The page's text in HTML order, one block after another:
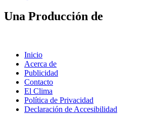
Una Producción de
Inicio
Acerca de
Publicidad
Contacto
El Clima
Política de Privacidad
Declaración de Accesibilidad